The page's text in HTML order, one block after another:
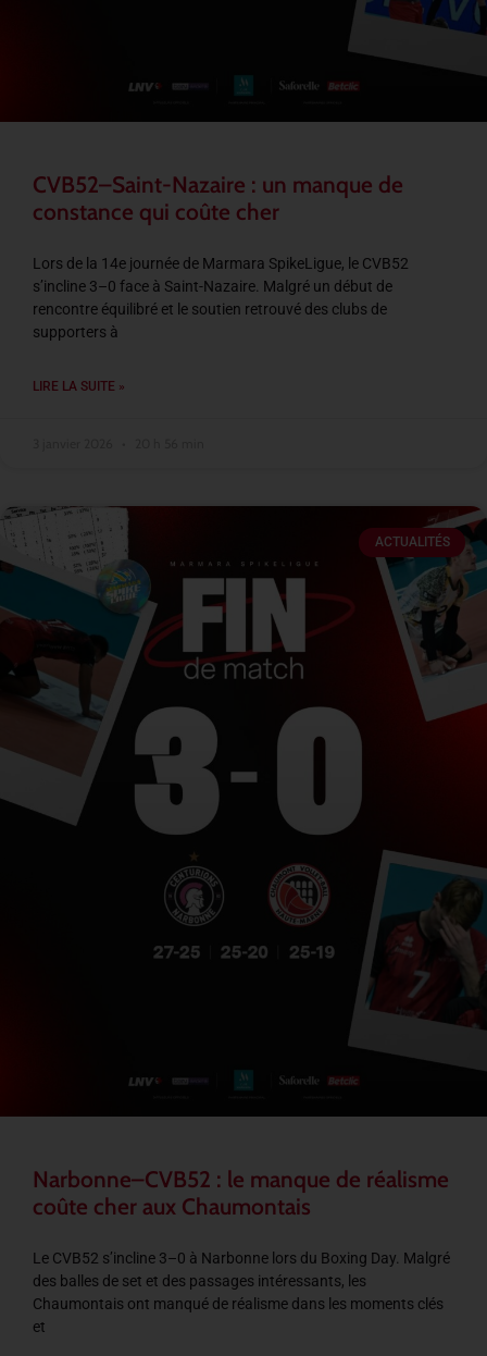
CVB52–Saint-Nazaire : un manque de
constance qui coûte cher
Lors de la 14e journée de Marmara SpikeLigue, le CVB52
s’incline 3–0 face à Saint-Nazaire. Malgré un début de
rencontre équilibré et le soutien retrouvé des clubs de
supporters à
LIRE LA SUITE »
ACTUALITÉS
Narbonne–CVB52 : le manque de réalisme
coûte cher aux Chaumontais
Le CVB52 s’incline 3–0 à Narbonne lors du Boxing Day. Malgré
des balles de set et des passages intéressants, les
Chaumontais ont manqué de réalisme dans les moments clés
et